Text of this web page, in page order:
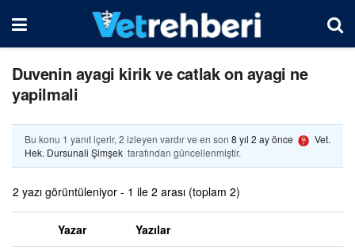
Duvenin ayagi kirik ve catlak on ayagi ne
yapilmali
Bu konu 1 yanıt içerir, 2 izleyen vardır ve en son 8 yıl 2 ay önce
Vet.
Hek. Dursunali Şimşek tarafından güncellenmiştir.
2 yazı görüntüleniyor - 1 ile 2 arası (toplam 2)
Yazar
Yazılar